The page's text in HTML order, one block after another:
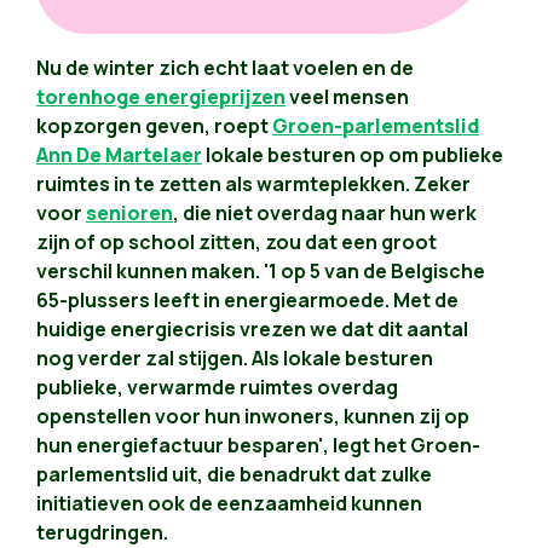
Nu de winter zich echt laat voelen en de
torenhoge energieprijzenveel mensen
kopzorgen geven, roeptGroen-parlementslid
Ann De Martelaer lokale besturen op om publieke
ruimtes in te zetten als warmteplekken. Zeker
voorsenioren, die niet overdag naar hun werk
zijn of op school zitten, zou dat een groot
verschil kunnen maken. '1 op 5 van de Belgische
65-plussers leeft in energiearmoede. Met de
huidige energiecrisis vrezen we dat dit aantal
nog verder zal stijgen. Als lokale besturen
publieke, verwarmde ruimtes overdag
openstellen voor hun inwoners, kunnen zij op
hun energiefactuur besparen', legt het Groen-
parlementslid uit, die benadrukt dat zulke
initiatieven ook de eenzaamheid kunnen
terugdringen.